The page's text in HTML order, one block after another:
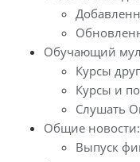
Обучающий
Курсы
Курсы и
Слушать
Общие новости:
Выпуск